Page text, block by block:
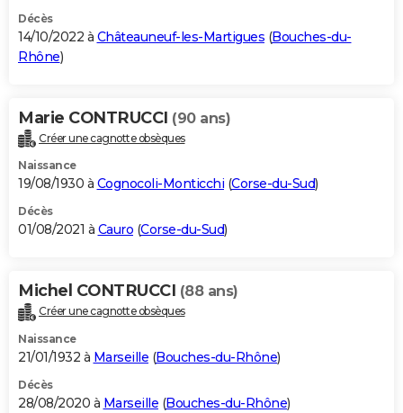
Décès
14/10/2022 à Châteauneuf-les-Martigues (Bouches-du-
Rhône)
Marie CONTRUCCI (90 ans)
Créer une cagnotte obsèques
Naissance
19/08/1930 à Cognocoli-Monticchi (Corse-du-Sud)
Décès
01/08/2021 à Cauro (Corse-du-Sud)
Michel CONTRUCCI (88 ans)
Créer une cagnotte obsèques
Naissance
21/01/1932 à Marseille (Bouches-du-Rhône)
Décès
28/08/2020 à Marseille (Bouches-du-Rhône)